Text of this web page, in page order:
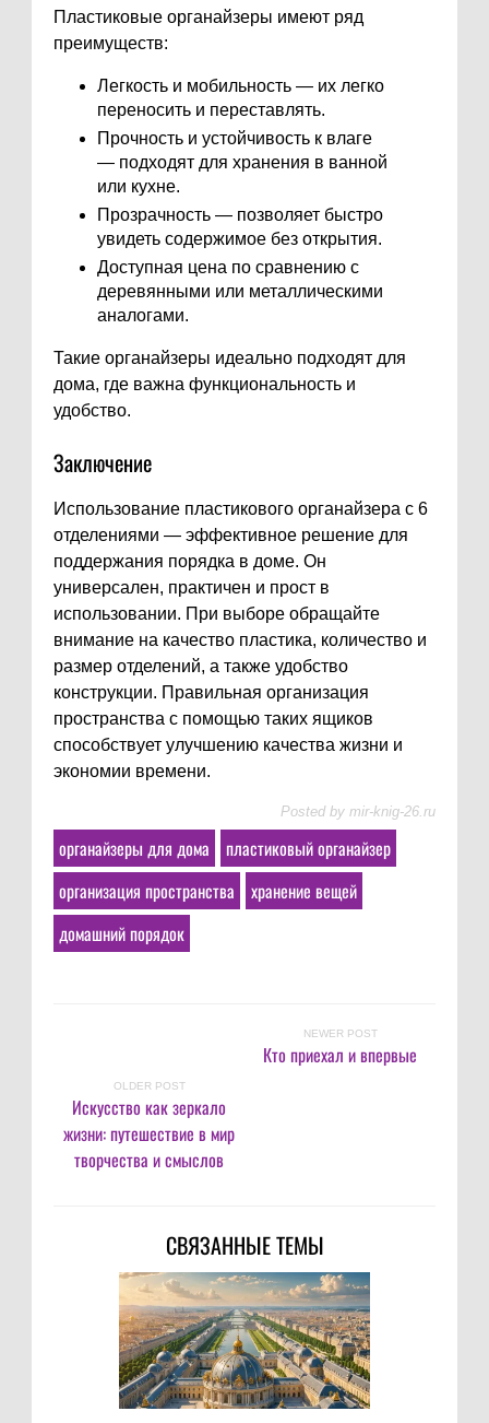
Пластиковые органайзеры имеют ряд
преимуществ:
Легкость и мобильность — их легко
переносить и переставлять.
Прочность и устойчивость к влаге
— подходят для хранения в ванной
или кухне.
Прозрачность — позволяет быстро
увидеть содержимое без открытия.
Доступная цена по сравнению с
деревянными или металлическими
аналогами.
Такие органайзеры идеально подходят для
дома, где важна функциональность и
удобство.
Заключение
Использование пластикового органайзера с 6
отделениями — эффективное решение для
поддержания порядка в доме. Он
универсален, практичен и прост в
использовании. При выборе обращайте
внимание на качество пластика, количество и
размер отделений, а также удобство
конструкции. Правильная организация
пространства с помощью таких ящиков
способствует улучшению качества жизни и
экономии времени.
Posted by mir-knig-26.ru
органайзеры для дома
пластиковый органайзер
организация пространства
хранение вещей
домашний порядок
NEWER POST
Кто приехал и впервые
OLDER POST
Искусство как зеркало
жизни: путешествие в мир
творчества и смыслов
СВЯЗАННЫЕ ТЕМЫ